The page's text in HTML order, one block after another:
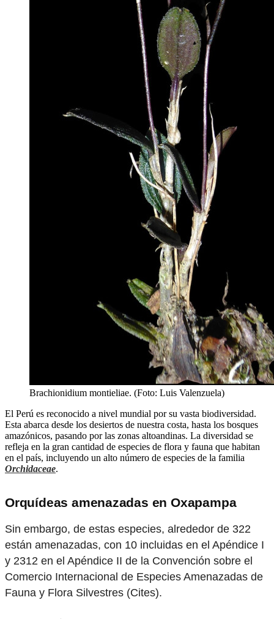
Brachionidium montieliae. (Foto: Luis Valenzuela)
El Perú es reconocido a nivel mundial por su vasta biodiversidad.
Esta abarca desde los desiertos de nuestra costa, hasta los bosques
amazónicos, pasando por las zonas altoandinas. La diversidad se
refleja en la gran cantidad de especies de flora y fauna que habitan
en el país, incluyendo un alto número de especies de la familia
Orchidaceae.
Orquídeas amenazadas en Oxapampa
Sin embargo, de estas especies, alrededor de 322
están amenazadas, con 10 incluidas en el Apéndice I
y 2312 en el Apéndice II de la Convención sobre el
Comercio Internacional de Especies Amenazadas de
Fauna y Flora Silvestres (Cites).